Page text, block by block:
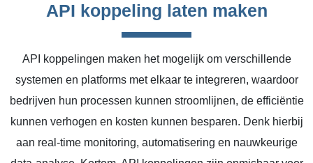
API koppeling laten maken
API koppelingen maken het mogelijk om verschillende
systemen en platforms met elkaar te integreren, waardoor
bedrijven hun processen kunnen stroomlijnen, de efficiëntie
kunnen verhogen en kosten kunnen besparen. Denk hierbij
aan real-time monitoring, automatisering en nauwkeurige